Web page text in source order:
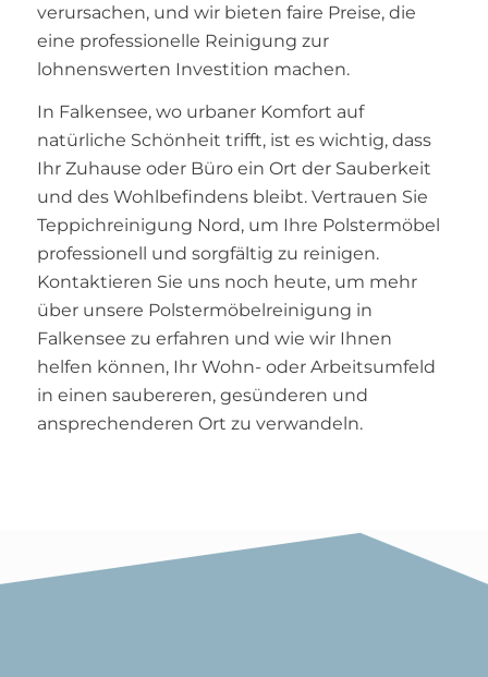
verursachen, und wir bieten faire Preise, die
eine professionelle Reinigung zur
lohnenswerten Investition machen.
In Falkensee, wo urbaner Komfort auf
natürliche Schönheit trifft, ist es wichtig, dass
Ihr Zuhause oder Büro ein Ort der Sauberkeit
und des Wohlbefindens bleibt. Vertrauen Sie
Teppichreinigung Nord, um Ihre Polstermöbel
professionell und sorgfältig zu reinigen.
Kontaktieren Sie uns noch heute, um mehr
über unsere Polstermöbelreinigung in
Falkensee zu erfahren und wie wir Ihnen
helfen können, Ihr Wohn- oder Arbeitsumfeld
in einen saubereren, gesünderen und
ansprechenderen Ort zu verwandeln.